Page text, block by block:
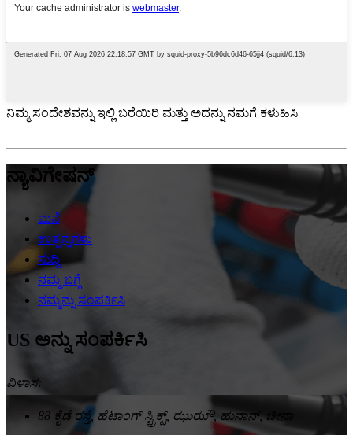
ನಿಮ್ಮ ಸಂದೇಶವನ್ನು ಇಲ್ಲಿ ಬರೆಯಿರಿ ಮತ್ತು ಅದನ್ನು ನಮಗೆ ಕಳುಹಿಸಿ
ನ್ಯಾವಿಗೇಷನ್
ಮನೆ
ಉತ್ಪನ್ನಗಳು
ಸುದ್ದಿ
ನಮ್ಮ ಬಗ್ಗೆ
ನಮ್ಮನ್ನು ಸಂಪರ್ಕಿಸಿ
US ಅನ್ನು ಸಂಪರ್ಕಿಸಿ
ವಿಳಾಸ:
88 ಕೈಡೆ ರಸ್ತೆ, ಹೆಟಾಂಗ್ ಸ್ಟ್ರಿಕ್ಟ್, ಝುಝೌ, ಹುನಾನ್, ಚೀನಾ